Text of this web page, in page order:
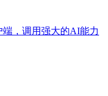
端，调用强大的AI能力